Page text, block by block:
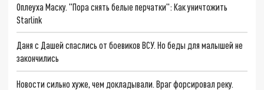
Оплеуха Маску. "Пора снять белые перчатки": Как уничтожить
Starlink
Даня с Дашей спаслись от боевиков ВСУ. Но беды для малышей не
закончились
Новости сильно хуже, чем докладывали. Враг форсировал реку.